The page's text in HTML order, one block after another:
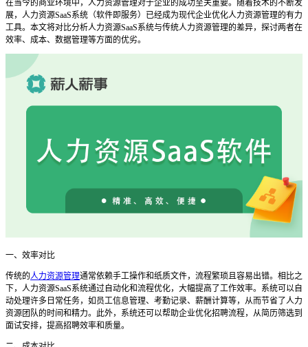
在当今的商业环境中，人力资源管理对于企业的成功至关重要。随着技术的不断发
展，人力资源SaaS系统（软件即服务）已经成为现代企业优化人力资源管理的有力
工具。本文将对比分析人力资源SaaS系统与传统人力资源管理的差异，探讨两者在
效率、成本、数据管理等方面的优劣。
一、效率对比
传统的人力资源管理通常依赖手工操作和纸质文件，流程繁琐且容易出错。相比之
下，人力资源SaaS系统通过自动化和流程优化，大幅提高了工作效率。系统可以自
动处理许多日常任务，如员工信息管理、考勤记录、薪酬计算等，从而节省了人力
资源团队的时间和精力。此外，系统还可以帮助企业优化招聘流程，从简历筛选到
面试安排，提高招聘效率和质量。